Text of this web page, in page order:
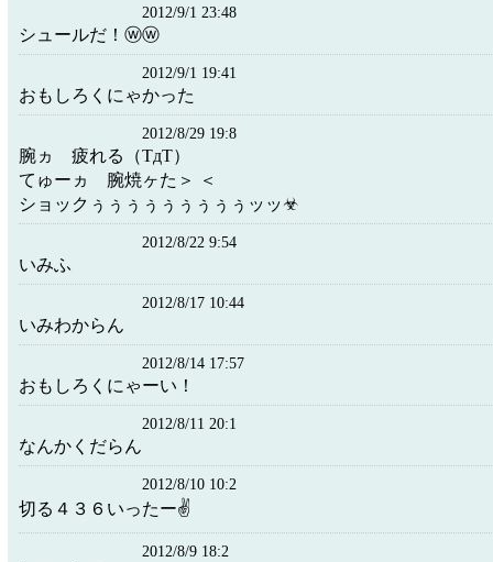
2012/9/1 23:48
シュールだ！ⓦⓦ
2012/9/1 19:41
おもしろくにゃかった
2012/8/29 19:8
腕ヵゞ疲れる（TдT）
てゅーヵゝ腕焼ヶた＞ ＜
ショックぅぅぅぅぅぅぅぅぅッッ☣
2012/8/22 9:54
いみふ
2012/8/17 10:44
いみわからん
2012/8/14 17:57
おもしろくにゃーい！
2012/8/11 20:1
なんかくだらん
2012/8/10 10:2
切る４３６いったー✌
2012/8/9 18:2